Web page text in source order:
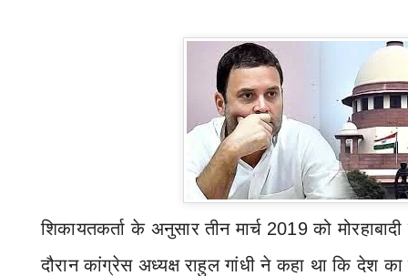
शिकायतकर्ता के अनुसार तीन मार्च 2019 को
दौरान कांग्रेस अध्यक्ष राहुल गांधी ने कहा था कि देश